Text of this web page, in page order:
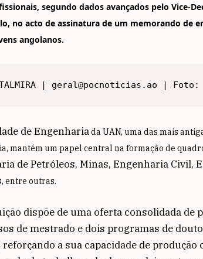
segundo dados avançados pelo Vice-
no acto de assinatura de um memorando de
angolanos.
| geral@pocnoticias.ao | Foto:
de Engenhariada UAN, uma das mais
mantém um papel central na formação de
de Petróleos, Minas, Engenharia Civil,
, entre outras.
dispõe de uma oferta consolidada de
de mestrado e dois programas de
a sua capacidade de produção